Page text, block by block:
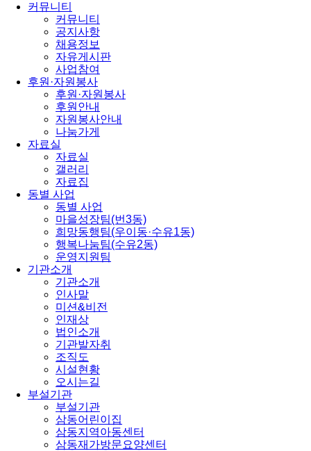
커뮤니티
커뮤니티
공지사항
채용정보
자유게시판
사업참여
후원·자원봉사
후원·자원봉사
후원안내
자원봉사안내
나눔가게
자료실
자료실
갤러리
자료집
동별 사업
동별 사업
마을성장팀(번3동)
희망동행팀(우이동·수유1동)
행복나눔팀(수유2동)
운영지원팀
기관소개
기관소개
인사말
미션&비전
인재상
법인소개
기관발자취
조직도
시설현황
오시는길
부설기관
부설기관
삼동어린이집
삼동지역아동센터
삼동재가방문요양센터